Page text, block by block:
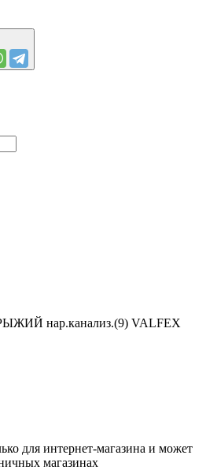
нар.канализ.(9) VALFEX
для интернет-магазина и может
магазинах